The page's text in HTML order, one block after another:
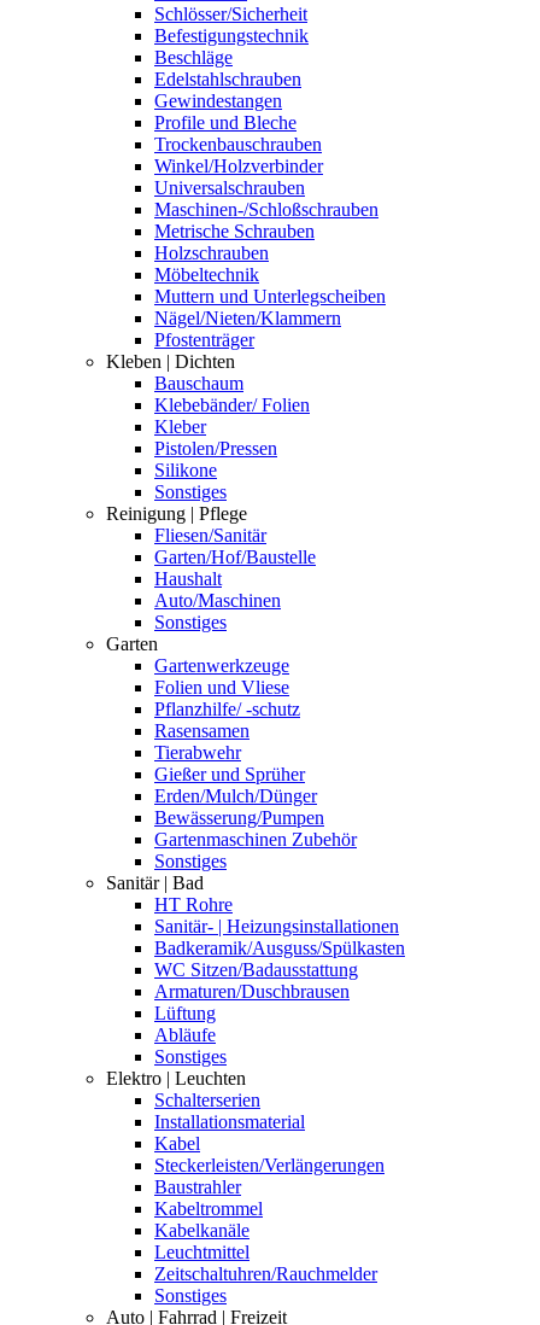
Schlösser/Sicherheit
Befestigungstechnik
Beschläge
Edelstahlschrauben
Gewindestangen
Profile und Bleche
Trockenbauschrauben
Winkel/Holzverbinder
Universalschrauben
Maschinen-/Schloßschrauben
Metrische Schrauben
Holzschrauben
Möbeltechnik
Muttern und Unterlegscheiben
Nägel/Nieten/Klammern
Pfostenträger
Kleben | Dichten
Bauschaum
Klebebänder/ Folien
Kleber
Pistolen/Pressen
Silikone
Sonstiges
Reinigung | Pflege
Fliesen/Sanitär
Garten/Hof/Baustelle
Haushalt
Auto/Maschinen
Sonstiges
Garten
Gartenwerkzeuge
Folien und Vliese
Pflanzhilfe/ -schutz
Rasensamen
Tierabwehr
Gießer und Sprüher
Erden/Mulch/Dünger
Bewässerung/Pumpen
Gartenmaschinen Zubehör
Sonstiges
Sanitär | Bad
HT Rohre
Sanitär- | Heizungsinstallationen
Badkeramik/Ausguss/Spülkasten
WC Sitzen/Badausstattung
Armaturen/Duschbrausen
Lüftung
Abläufe
Sonstiges
Elektro | Leuchten
Schalterserien
Installationsmaterial
Kabel
Steckerleisten/Verlängerungen
Baustrahler
Kabeltrommel
Kabelkanäle
Leuchtmittel
Zeitschaltuhren/Rauchmelder
Sonstiges
Auto | Fahrrad | Freizeit